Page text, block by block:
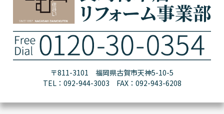
〒811-3101 福岡県古賀市天神5-10-5
TEL：092-944-3003 FAX：092-943-6208